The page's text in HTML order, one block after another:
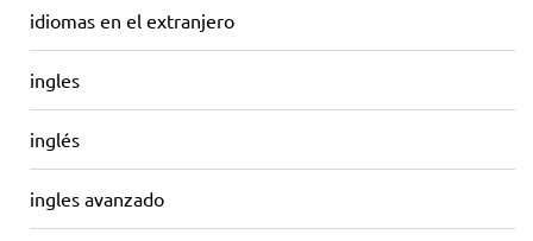
idiomas en el extranjero
ingles
inglés
ingles avanzado